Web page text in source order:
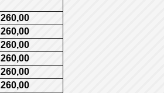
260,00
260,00
260,00
260,00
260,00
260,00